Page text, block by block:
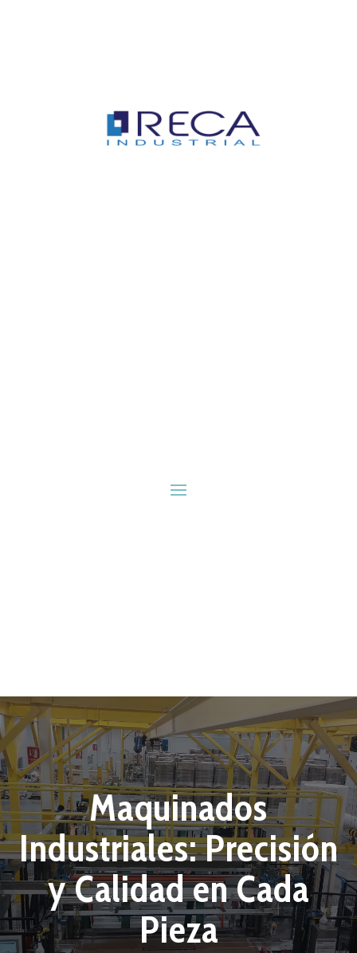
Maquinados
Industriales: Precisión
y Calidad en Cada
Pieza